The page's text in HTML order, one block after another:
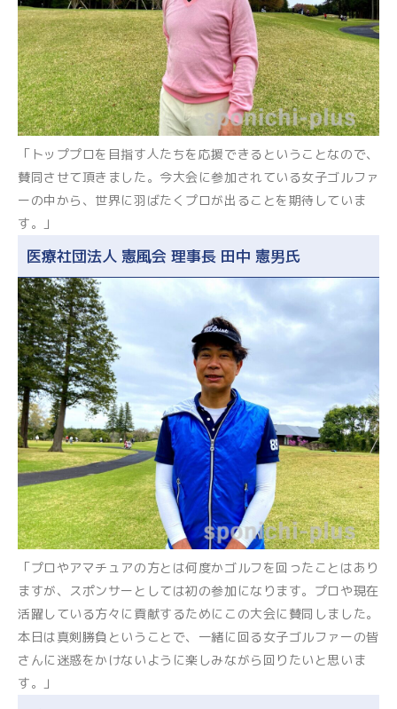
「トッププロを目指す人たちを応援できるということなので、
賛同させて頂きました。今大会に参加されている女子ゴルファ
ーの中から、世界に羽ばたくプロが出ることを期待していま
す。」
医療社団法人 憲風会 理事長 田中 憲男氏
「プロやアマチュアの方とは何度かゴルフを回ったことはあり
ますが、スポンサーとしては初の参加になります。プロや現在
活躍している方々に貢献するためにこの大会に賛同しました。
本日は真剣勝負ということで、一緒に回る女子ゴルファーの皆
さんに迷惑をかけないように楽しみながら回りたいと思いま
す。」